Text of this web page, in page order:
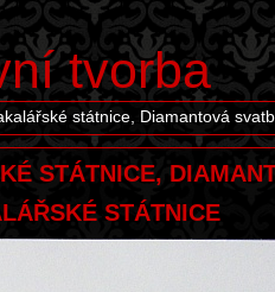
tvorba
státnice, Diamantová
STÁTNICE,
STÁTNICE